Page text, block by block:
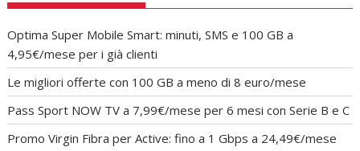
Optima Super Mobile Smart: minuti, SMS e 100 GB a
4,95€/mese per i già clienti
Le migliori offerte con 100 GB a meno di 8 euro/mese
Pass Sport NOW TV a 7,99€/mese per 6 mesi con Serie B e C
Promo Virgin Fibra per Active: fino a 1 Gbps a 24,49€/mese